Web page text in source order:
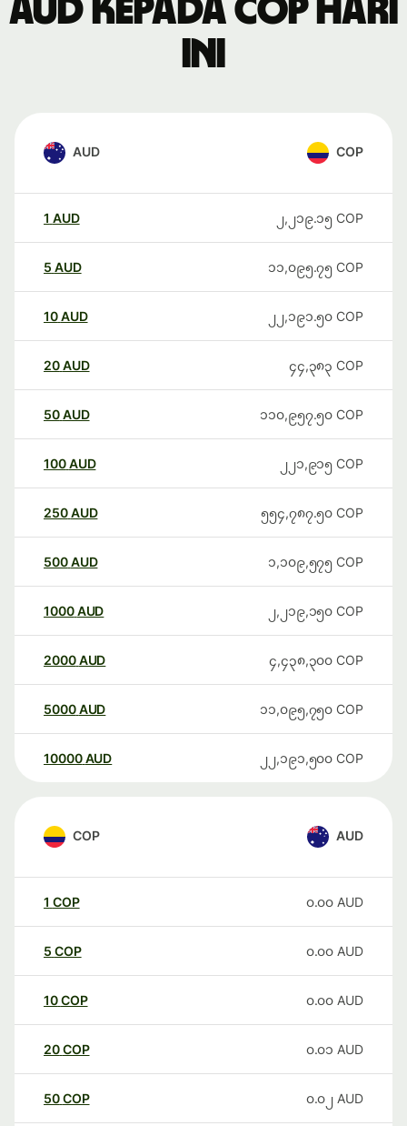
AUD kepada COP hari
ini
AUD COP
1 AUD ၂,၂၁၉.၁၅ COP
5 AUD ၁၁,၀၉၅.၇၅ COP
10AUD ၂၂,၁၉၁.၅၀ COP
20AUD ၄၄,၃၈၃ COP
50AUD ၁၁၀,၉၅၇.၅၀ COP
100AUD ၂၂၁,၉၁၅ COP
250AUD ၅၅၄,၇၈၇.၅၀ COP
500AUD ၁,၁၀၉,၅၇၅ COP
1000AUD ၂,၂၁၉,၁၅၀ COP
2000AUD ၄,၄၃၈,၃၀၀ COP
5000AUD ၁၁,၀၉၅,၇၅၀ COP
10000 AUD ၂၂,၁၉၁,၅၀၀ COP
COP AUD
1 COP ၀.၀၀ AUD
5 COP ၀.၀၀ AUD
10COP ၀.၀၀ AUD
20COP ၀.၀၁ AUD
50COP ၀.၀၂ AUD